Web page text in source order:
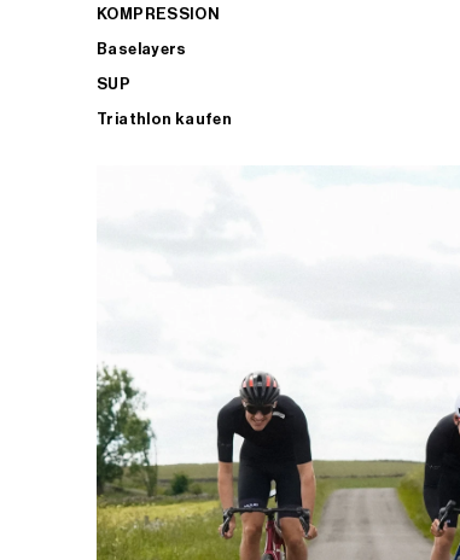
KOMPRESSION
Baselayers
SUP
Triathlon kaufen